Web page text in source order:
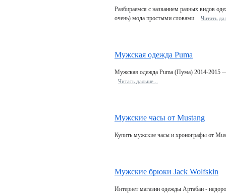
Разбираемся с названием разных видов
очень) мода простыми словами.
Читать
Мужская одежда Puma
Мужская одежда Puma (Пума) 2014-2015 —
Читать дальшe...
Мужские часы от Mustang
Купить мужские часы и хронографы от
Мужские брюки Jack Wolfskin
Интернет магазин одежды Артабан -